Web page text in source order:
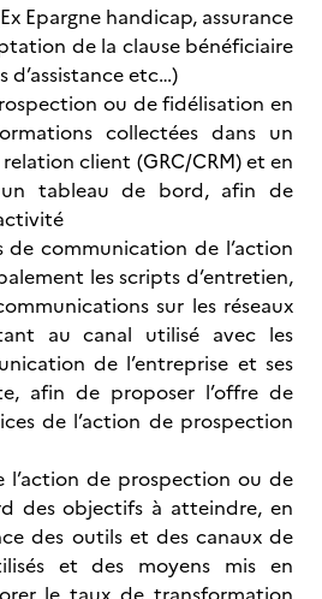
Epargne handicap, assurance
de la clause bénéficiaire
d’assistance etc…)
ou de fidélisation en
collectées dans un
client (GRC/CRM) et en
tableau de bord, afin de
de communication de l’action
les scripts d’entretien,
sur les réseaux
au canal utilisé avec les
de l’entreprise et ses
afin de proposer l’offre de
de l’action de prospection
l’action de prospection ou de
des objectifs à atteindre, en
des outils et des canaux de
et des moyens mis en